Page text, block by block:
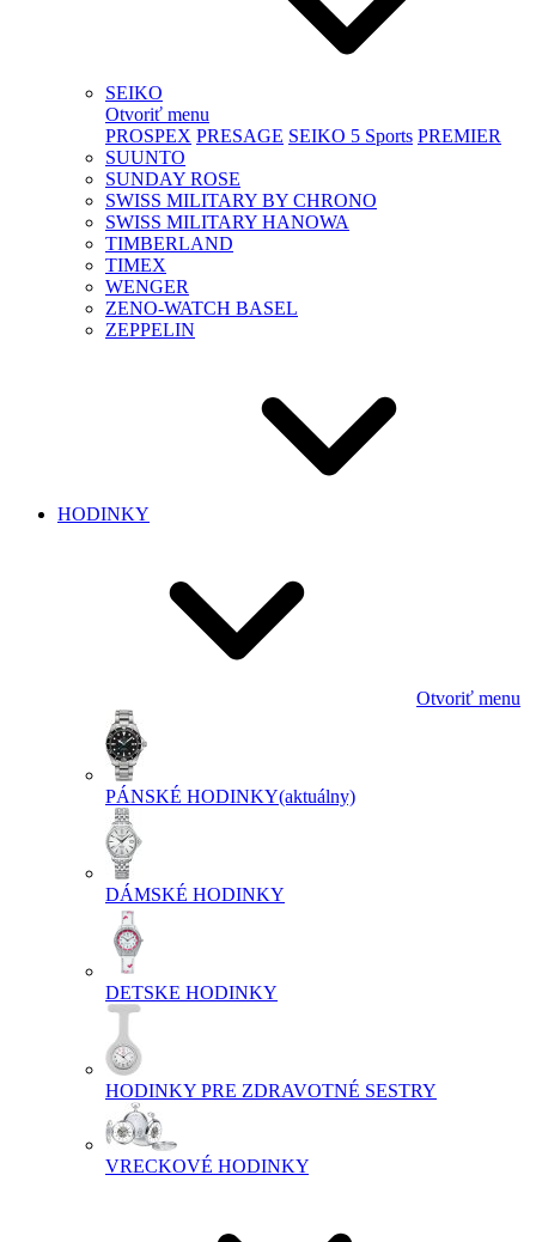
SEIKO
Otvoriť menu
PROSPEX PRESAGE SEIKO 5 Sports PREMIER
SUUNTO
SUNDAY ROSE
SWISS MILITARY BY CHRONO
SWISS MILITARY HANOWA
TIMBERLAND
TIMEX
WENGER
ZENO-WATCH BASEL
ZEPPELIN
HODINKY
Otvoriť menu
PÁNSKÉ HODINKY(aktuálny)
DÁMSKÉ HODINKY
DETSKE HODINKY
HODINKY PRE ZDRAVOTNÉ SESTRY
VRECKOVÉ HODINKY